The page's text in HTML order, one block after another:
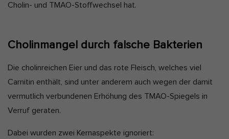
Cholin- und TMAO-Stoffwechsel hat.
Cholinmangel durch falsche Bakterien
Die cholinreichen Eier und das rote Fleisch, welches viel
Carnitin enthält, sind unter anderem auch wegen der damit
vermutlich verbundenen Erhöhung des TMAO-Spiegels in
Verruf geraten.
Dabei wurden zwei Kernaspekte ignoriert: